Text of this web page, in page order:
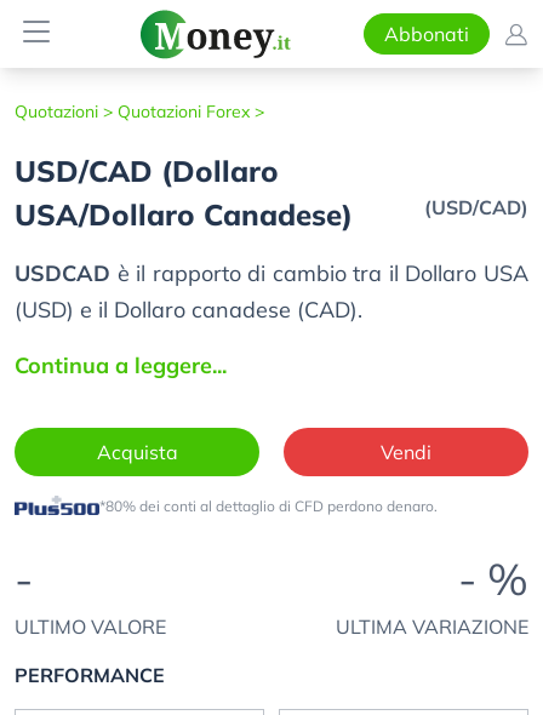
Abbonati
Quotazioni > Quotazioni Forex >
USD/CAD (Dollaro
USA/Dollaro Canadese)
(USD/CAD)
USDCAD è il rapporto di cambio tra il Dollaro USA
(USD) e il Dollaro canadese (CAD).
Continua a leggere...
Acquista Vendi
*80% dei conti al dettaglio di CFD perdono denaro.
-
ULTIMO VALORE
- %
ULTIMA VARIAZIONE
PERFORMANCE